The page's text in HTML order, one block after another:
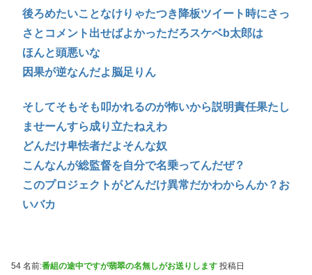
後ろめたいことなけりゃたつき降板ツイート時にさっ
さとコメント出せばよかっただろスケベb太郎は
ほんと頭悪いな
因果が逆なんだよ脳足りん
そしてそもそも叩かれるのが怖いから説明責任果たし
ませーんすら成り立たねえわ
どんだけ卑怯者だよそんな奴
こんなんが総監督を自分で名乗ってんだぜ？
このプロジェクトがどんだけ異常だかわからんか？お
いバカ
54 名前:番組の途中ですが翡翠の名無しがお送りします 投稿日